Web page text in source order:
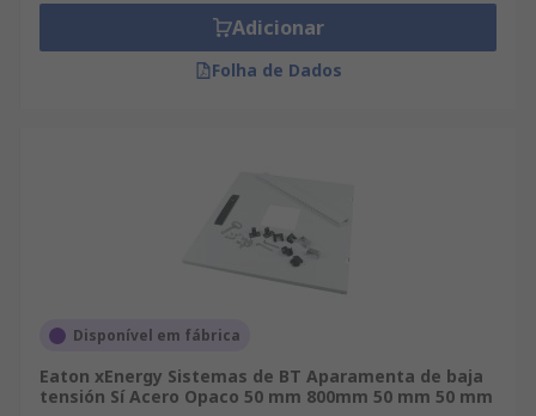
Adicionar
Folha de Dados
Disponível em fábrica
Eaton xEnergy Sistemas de BT Aparamenta de baja
tensión Sí Acero Opaco 50 mm 800mm 50 mm 50 mm